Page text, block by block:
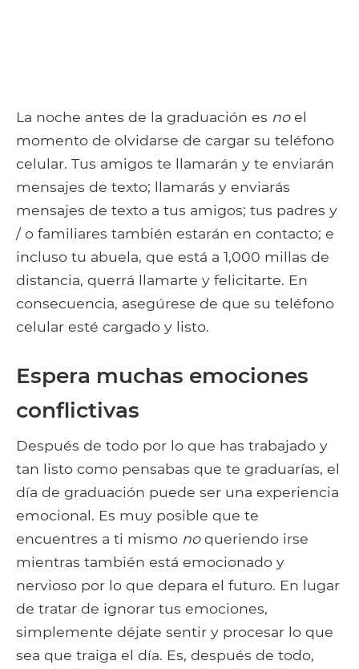
La noche antes de la graduación es noel
momento de olvidarse de cargar su teléfono
celular. Tus amigos te llamarán y te enviarán
mensajes de texto; llamarás y enviarás
mensajes de texto a tus amigos; tus padres y
/ o familiares también estarán en contacto; e
incluso tu abuela, que está a 1,000 millas de
distancia, querrá llamarte y felicitarte. En
consecuencia, asegúrese de que su teléfono
celular esté cargado y listo.
Espera muchas emociones
conflictivas
Después de todo por lo que has trabajado y
tan listo como pensabas que te graduarías, el
día de graduación puede ser una experiencia
emocional. Es muy posible que te
encuentres a ti mismo noqueriendo irse
mientras también está emocionado y
nervioso por lo que depara el futuro. En lugar
de tratar de ignorar tus emociones,
simplemente déjate sentir y procesar lo que
sea que traiga el día. Es, después de todo,